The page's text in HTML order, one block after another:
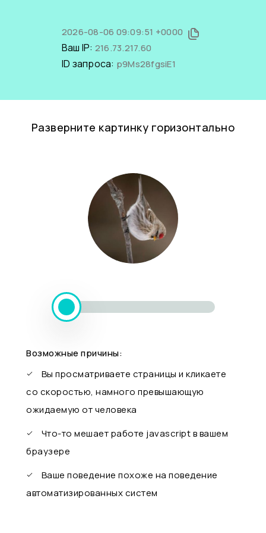
2026-08-06 09:09:51 +0000
Ваш IP: 216.73.217.60
ID запроса: p9Ms28fgsiE1
Разверните картинку горизонтально
Возможные причины:
Вы просматриваете страницы и кликаете
со скоростью, намного превышающую
ожидаемую от человека
Что-то мешает работе javascript в вашем
браузере
Ваше поведение похоже на поведение
автоматизированных систем